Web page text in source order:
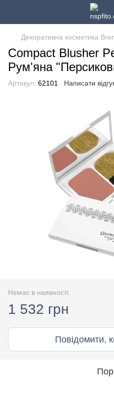
Декоративна косметика
Compact Blusher
Рум'яна
Артикул: 62101 Написати
Немає в наявності
1 532 грн
Повідомити,